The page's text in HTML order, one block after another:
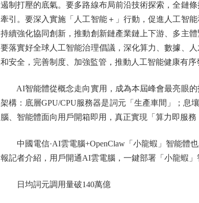
遏制打壓的底氣。要多路線布局前沿技術探索，全鏈
牽引。要深入實施「人工智能＋」行動，促進人工智
持續強化協同創新，推動創新鏈產業鏈上下游、多主
要落實好全球人工智能治理倡議，深化算力、數據、
和安全，完善制度、加強監管，推動人工智能健康有序
AI智能體從概念走向實用，成為本屆峰會最亮眼的
架構：底層GPU/CPU服務器是詞元「生產車間」；
腦、智能體面向用戶開箱即用，真正實現「算力即服務
中國電信·AI雲電腦+OpenClaw「小龍蝦」智能體
報記者介紹，用戶開通AI雲電腦，一鍵部署「小龍蝦
日均詞元調用量破140萬億